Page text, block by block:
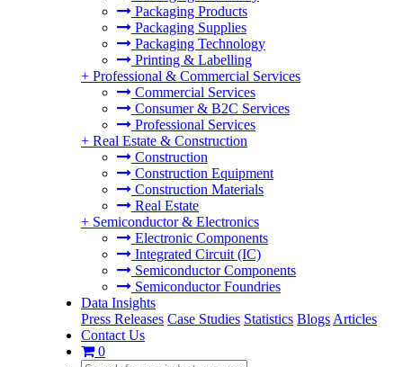
Packaging Products
Packaging Supplies
Packaging Technology
Printing & Labelling
+ Professional & Commercial Services
Commercial Services
Consumer & B2C Services
Professional Services
+ Real Estate & Construction
Construction
Construction Equipment
Construction Materials
Real Estate
+ Semiconductor & Electronics
Electronic Components
Integrated Circuit (IC)
Semiconductor Components
Semiconductor Foundries
Data Insights
Press Releases Case Studies Statistics Blogs Articles
Contact Us
0